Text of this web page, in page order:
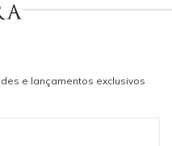
e lançamentos exclusivos